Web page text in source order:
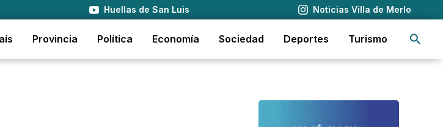
Huellas de San Luis Noticias Villa de Merlo
Provincia Política Economía Sociedad Deportes Turismo